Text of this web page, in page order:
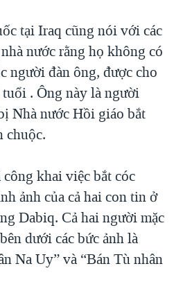
tại Iraq cũng nói với các
nước rằng họ không có
người đàn ông, được cho
. Ông này là người
Nhà nước Hồi giáo bắt
chuộc.
khai việc bắt cóc
ảnh của cả hai con tin ở
Dabiq. Cả hai người mặc
dưới các bức ảnh là
Na Uy” và “Bán Tù nhân